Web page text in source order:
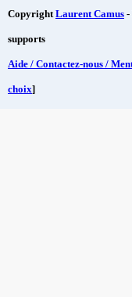
CopyrightLaurent Camus -
supports
Aide / Contactez-nous /
choix]